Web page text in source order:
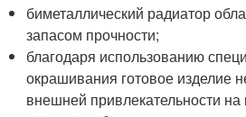
биметаллический радиатор
запасом прочности;
благодаря использованию
окрашивания готовое изделие
внешней привлекательности